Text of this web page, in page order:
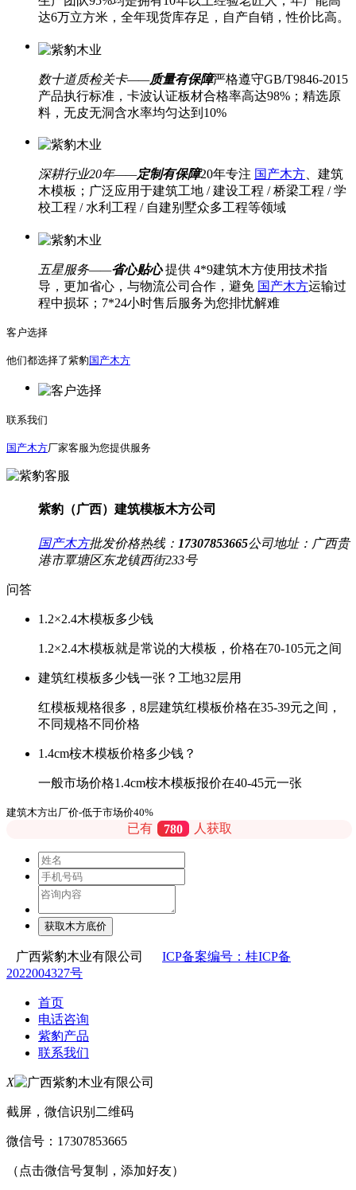
达6万立方米，全年现货库存足，自产自销，性价比高。
数十道质检关卡——质量有保障严格遵守GB/T9846-2015
产品执行标准，卡波认证板材合格率高达98%；精选原
料，无皮无洞含水率均匀达到10%
深耕行业20年——定制有保障20年专注 国产木方 、建筑
木模板；广泛应用于建筑工地 / 建设工程 / 桥梁工程 / 学
校工程 / 水利工程 / 自建别墅众多工程等领域
五星服务——省心贴心 提供 4*9建筑木方使用技术指
导，更加省心，与物流公司合作，避免 国产木方运输过
程中损坏；7*24小时售后服务为您排忧解难
客户选择
他们都选择了紫豹国产木方
联系我们
国产木方厂家客服为您提供服务
紫豹（广西）建筑模板木方公司
国产木方批发价格热线： 17307853665公司地址： 广西贵
港市覃塘区东龙镇西街233号
问答
1.2×2.4木模板多少钱
1.2×2.4木模板就是常说的大模板，价格在70-105元之间
建筑红模板多少钱一张？工地32层用
红模板规格很多，8层建筑红模板价格在35-39元之间，
不同规格不同价格
1.4cm桉木模板价格多少钱？
一般市场价格1.4cm桉木模板报价在40-45元一张
建筑木方出厂价-低于市场价40%
已有 780 人获取
广西紫豹木业有限公司 ICP备案编号：桂ICP备
2022004327号
首页
电话咨询
紫豹产品
联系我们
X
截屏，微信识别二维码
微信号： 17307853665
（点击微信号复制，添加好友）